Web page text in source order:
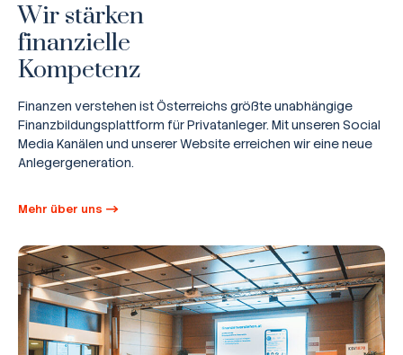
Wir stärken
finanzielle
Kompetenz
Finanzen verstehen ist Österreichs größte unabhängige
Finanzbildungsplattform für Privatanleger. Mit unseren Social
Media Kanälen und unserer Website erreichen wir eine neue
Anlegergeneration.
Mehr über uns